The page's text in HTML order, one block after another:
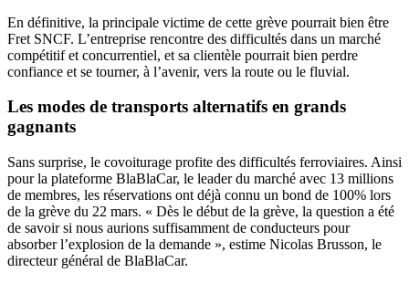
En définitive, la principale victime de cette grève pourrait bien être
Fret SNCF. L’entreprise rencontre des difficultés dans un marché
compétitif et concurrentiel, et sa clientèle pourrait bien perdre
confiance et se tourner, à l’avenir, vers la route ou le fluvial.
Les modes de transports alternatifs en grands
gagnants
Sans surprise, le covoiturage profite des difficultés ferroviaires. Ainsi
pour la plateforme BlaBlaCar, le leader du marché avec 13 millions
de membres, les réservations ont déjà connu un bond de 100% lors
de la grève du 22 mars. « Dès le début de la grève, la question a été
de savoir si nous aurions suffisamment de conducteurs pour
absorber l’explosion de la demande », estime Nicolas Brusson, le
directeur général de BlaBlaCar.